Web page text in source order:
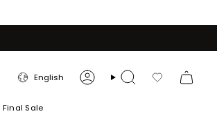
LANGUAGE
English AccountSearch Favorilerim
Final Sale